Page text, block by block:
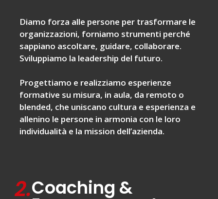
Diamo forza alle persone per trasformare le
organizzazioni, forniamo strumenti perché
sappiano ascoltare, guidare, collaborare.
Sviluppiamo la leadership del futuro.
Progettiamo e realizziamo esperienze
formative su misura, in aula, da remoto o
blended, che uniscano cultura e esperienza e
allenino le persone in armonia con le loro
individualità e la mission dell’azienda.
2.Coaching &